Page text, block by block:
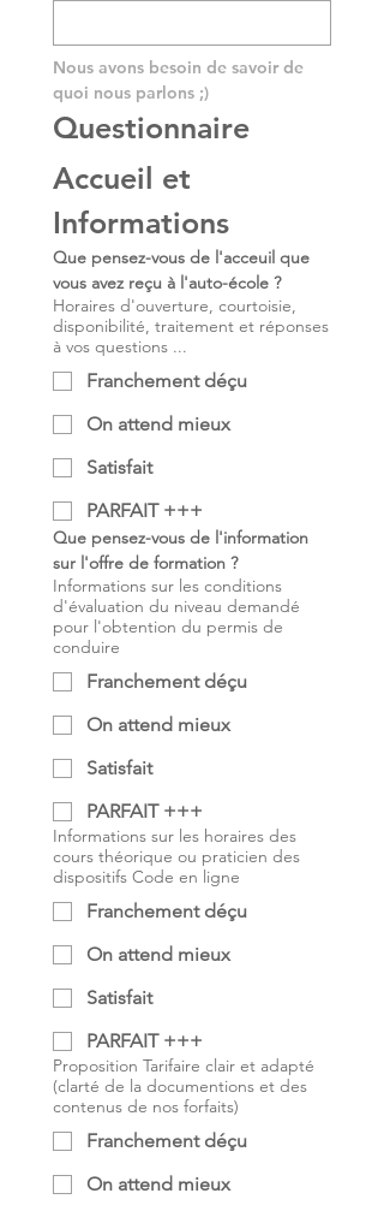
Nous avons besoin de savoir de
quoi nous parlons ;)
Questionnaire
Accueil et
Informations
Que pensez-vous de l'acceuil que
vous avez reçu à l'auto-école ?
Horaires d'ouverture, courtoisie,
disponibilité, traitement et réponses
à vos questions ...
Franchement déçu
On attend mieux
Satisfait
PARFAIT +++
Que pensez-vous de l'information
sur l'offre de formation ?
Informations sur les conditions
d'évaluation du niveau demandé
pour l'obtention du permis de
conduire
Franchement déçu
On attend mieux
Satisfait
PARFAIT +++
Informations sur les horaires des
cours théorique ou praticien des
dispositifs Code en ligne
Franchement déçu
On attend mieux
Satisfait
PARFAIT +++
Proposition Tarifaire clair et adapté
(clarté de la documentions et des
contenus de nos forfaits)
Franchement déçu
On attend mieux